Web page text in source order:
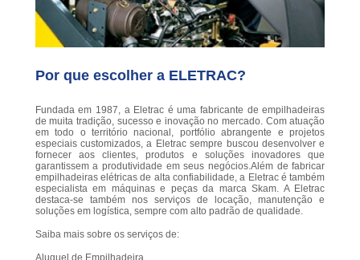
Por que escolher a ELETRAC?
Fundada em 1987, a Eletrac é uma fabricante de empilhadeiras
de muita tradição, sucesso e inovação no mercado. Com atuação
em todo o território nacional, portfólio abrangente e projetos
especiais customizados, a Eletrac sempre buscou desenvolver e
fornecer aos clientes, produtos e soluções inovadores que
garantissem a produtividade em seus negócios.Além de fabricar
empilhadeiras elétricas de alta confiabilidade, a Eletrac é também
especialista em máquinas e peças da marca Skam. A Eletrac
destaca-se também nos serviços de locação, manutenção e
soluções em logística, sempre com alto padrão de qualidade.
Saiba mais sobre os serviços de:
Aluguel de Empilhadeira